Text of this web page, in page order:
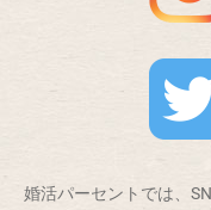
婚活パーセントでは、